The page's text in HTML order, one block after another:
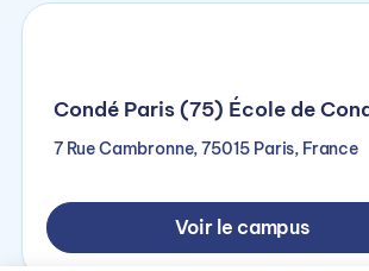
Condé Paris (75) École de
7 Rue Cambronne, 75015 Paris, France
Voir le campus